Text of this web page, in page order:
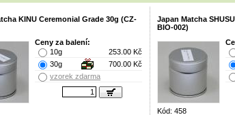
KINU Ceremonial Grade 30g (CZ-
Ceny za balení:
10g
253.00 Kč
30g
700.00 Kč
vzorek zdarma
Japan Matcha
BIO-002)
Kód: 458